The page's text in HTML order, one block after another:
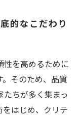
的なこだわり
性を高めるために
そのため、品質
ちが多く集まっ
はじめ、クリテ